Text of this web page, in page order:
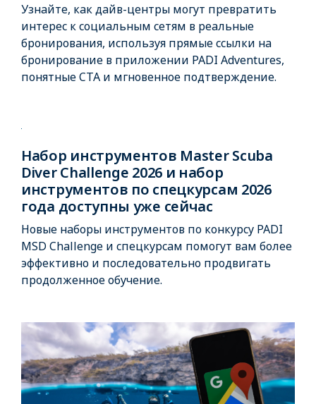
Узнайте, как дайв-центры могут превратить
интерес к социальным сетям в реальные
бронирования, используя прямые ссылки на
бронирование в приложении PADI Adventures,
понятные CTA и мгновенное подтверждение.
Набор инструментов Master Scuba
Diver Challenge 2026 и набор
инструментов по спецкурсам 2026
года доступны уже сейчас
Новые наборы инструментов по конкурсу PADI
MSD Challenge и спецкурсам помогут вам более
эффективно и последовательно продвигать
продолженное обучение.